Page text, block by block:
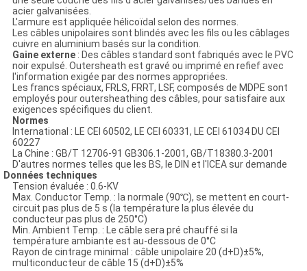
acier galvanisées.
L'armure est appliquée hélicoïdal selon des normes.
Les câbles unipolaires sont blindés avec les fils ou les câblages
cuivre en aluminium basés sur la condition.
Gaine externe: Des câbles standard sont fabriqués avec le PVC
noir expulsé. Outersheath est gravé ou imprimé en refief avec
l'information exigée par des normes appropriées.
Les francs spéciaux, FRLS, FRRT, LSF, composés de MDPE sont
employés pour outersheathing des câbles, pour satisfaire aux
exigences spécifiques du client.
Normes
International : LE CEI 60502, LE CEI 60331, LE CEI 61034 DU CEI
60227
La Chine : GB/T 12706-91 GB306.1-2001, GB/T18380.3-2001
D'autres normes telles que les BS, le DIN et l'ICEA sur demande
Données techniques
Tension évaluée : 0.6-KV
Max. Conductor Temp. : la normale (90℃), se mettent en court-
circuit pas plus de 5 s (la température la plus élevée du
conducteur pas plus de 250°C)
Min. Ambient Temp. : Le câble sera pré chauffé si la
température ambiante est au-dessous de 0°C
Rayon de cintrage minimal : câble unipolaire 20 (d+D)±5%,
multiconducteur de câble 15 (d+D)±5%